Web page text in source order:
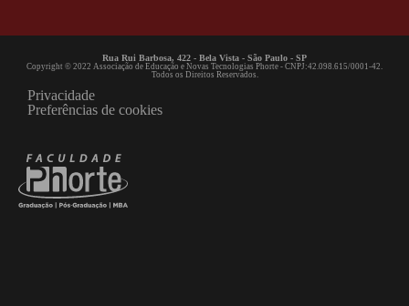
Rua Rui Barbosa, 422 - Bela Vista - São Paulo - SP
Copyright © 2022 Associação de Educação e Novas Tecnologias Phorte - CNPJ:42.098.615/0001-42.
Todos os Direitos Reservados.
Privacidade
Preferências de cookies